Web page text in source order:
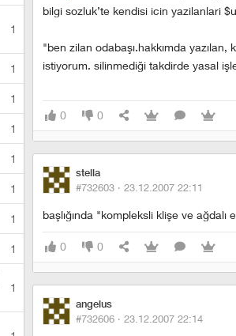
1
1
1
1
1
1
1
1
1
bilgi sozluk’te kendisi icin yazilanlari
"ben zilan odabaşı.hakkımda
istiyorum. silinmediği takdirde yasal
0 0
stella
#732603 · 23.12.2007 22:11
başlığında "kompleksli klişe ve ağdalı
0 0
angelus
#732606 · 23.12.2007 22:14